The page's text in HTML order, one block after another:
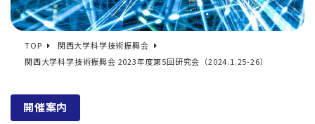
TOP
関西大学科学技術振興会
関西大学科学技術振興会 2023年度第5回研究会（2024.1.25-26）
開催案内